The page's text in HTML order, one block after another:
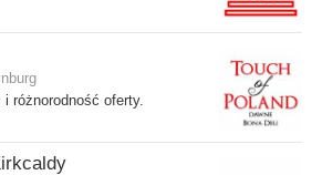
różnorodność oferty.